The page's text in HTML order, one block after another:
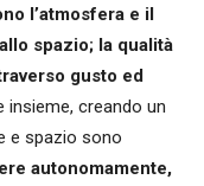
l’atmosfera e il
spazio; la qualità
gusto ed
insieme, creando un
e spazio sono
autonomamente,